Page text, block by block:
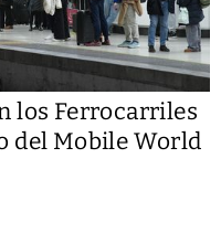
los Ferrocarriles
del Mobile World